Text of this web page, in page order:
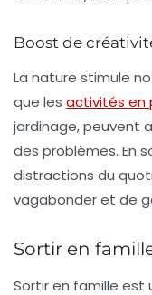
Boost de
La nature stimule
que les activités en
jardinage, peuvent
des problèmes. En
distractions du
vagabonder et de
Sortir en
Sortir en famille est